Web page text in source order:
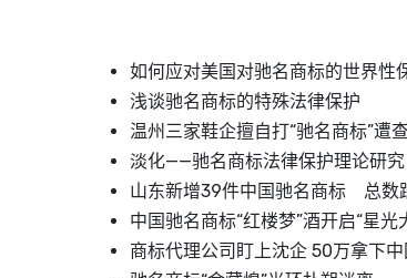
如何应对美国对驰名商标的世界性
浅谈驰名商标的特殊法律保护
温州三家鞋企擅自打“驰名商标”遭
淡化——驰名商标法律保护理论研究
山东新增39件中国驰名商标 总数
中国驰名商标“红楼梦”酒开启“星光
商标代理公司盯上沈企 50万拿下中